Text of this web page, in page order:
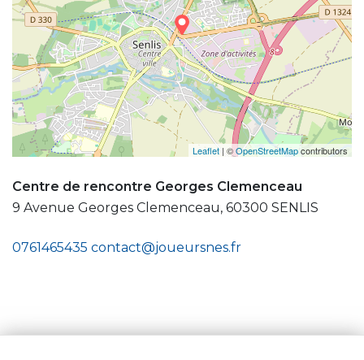
Leaflet | ©OpenStreetMapcontributors
Centre de rencontre Georges Clemenceau
9 Avenue Georges Clemenceau, 60300 SENLIS
0761465435 contact@joueursnes.fr